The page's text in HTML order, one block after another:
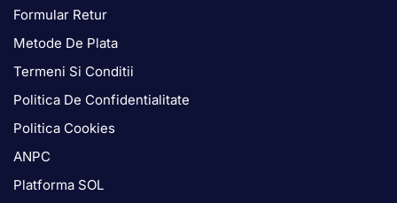
Formular Retur
Metode De Plata
Termeni Si Conditii
Politica De Confidentialitate
Politica Cookies
ANPC
Platforma SOL